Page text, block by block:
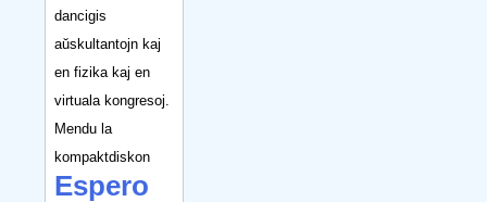
dancigis
aŭskultantojn kaj
en fizika kaj en
virtuala kongresoj.
Mendu la
kompaktdiskon
Espero